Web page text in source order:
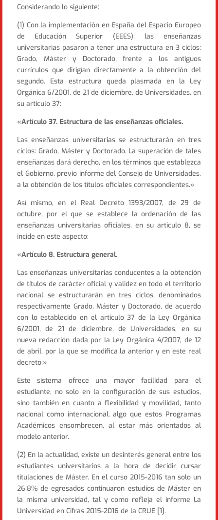
Considerando lo siguiente:
(1) Con la implementación en España del Espacio Europeo
de Educación Superior (EEES), las enseñanzas
universitarias pasaron a tener una estructura en 3 ciclos:
Grado, Máster y Doctorado, frente a los antiguos
currículos que dirigían directamente a la obtención del
segundo. Esta estructura queda plasmada en la Ley
Orgánica 6/2001, de 21 de diciembre, de Universidades, en
su artículo 37:
«Artículo 37. Estructura de las enseñanzas oficiales.
Las enseñanzas universitarias se estructurarán en tres
ciclos: Grado, Máster y Doctorado. La superación de tales
enseñanzas dará derecho, en los términos que establezca
el Gobierno, previo informe del Consejo de Universidades,
a la obtención de los títulos oficiales correspondientes.»
Así mismo, en el Real Decreto 1393/2007, de 29 de
octubre, por el que se establece la ordenación de las
enseñanzas universitarias oficiales, en su artículo 8, se
incide en este aspecto:
«Artículo 8. Estructura general.
Las enseñanzas universitarias conducentes a la obtención
de títulos de carácter oficial y validez en todo el territorio
nacional se estructurarán en tres ciclos, denominados
respectivamente Grado, Máster y Doctorado, de acuerdo
con lo establecido en el artículo 37 de la Ley Orgánica
6/2001, de 21 de diciembre, de Universidades, en su
nueva redacción dada por la Ley Orgánica 4/2007, de 12
de abril, por la que se modifica la anterior y en este real
decreto.»
Este sistema ofrece una mayor facilidad para el
estudiante, no solo en la configuración de sus estudios,
sino también en cuanto a flexibilidad y movilidad, tanto
nacional como internacional. algo que estos Programas
Académicos ensombrecen, al estar más orientados al
modelo anterior.
(2) En la actualidad, existe un desinterés general entre los
estudiantes universitarios a la hora de decidir cursar
titulaciones de Máster. En el curso 2015-2016 tan solo un
26,8% de egresados continuaron estudios de Máster en
la misma universidad, tal y como refleja el informe La
Universidad en Cifras 2015-2016 de la CRUE [1].